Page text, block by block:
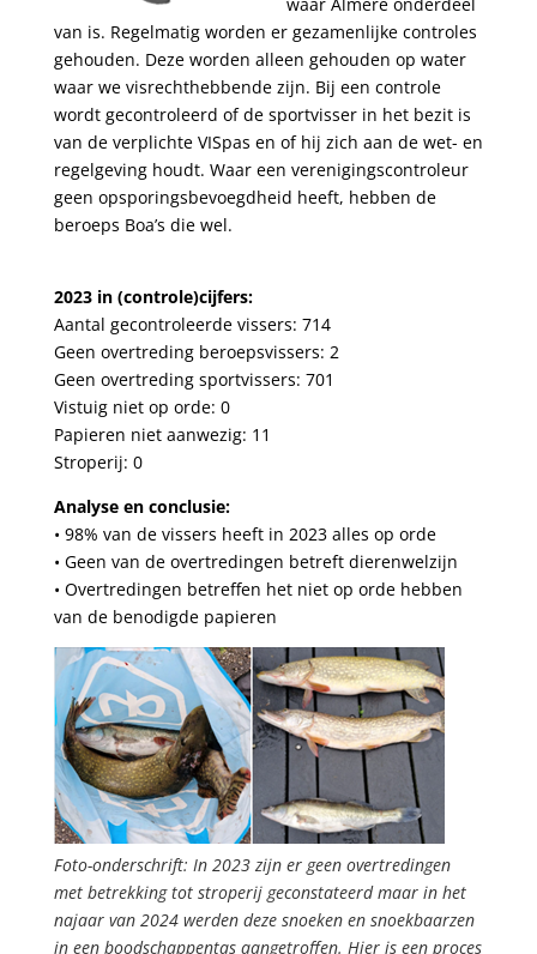
van is. Regelmatig worden er gezamenlijke controles
gehouden. Deze worden alleen gehouden op water
waar we visrechthebbende zijn. Bij een controle
wordt gecontroleerd of de sportvisser in het bezit is
van de verplichte VISpas en of hij zich aan de wet- en
regelgeving houdt. Waar een verenigingscontroleur
geen opsporingsbevoegdheid heeft, hebben de
beroeps Boa’s die wel.
2023 in (controle)cijfers:
Aantal gecontroleerde vissers: 714
Geen overtreding beroepsvissers: 2
Geen overtreding sportvissers: 701
Vistuig niet op orde: 0
Papieren niet aanwezig: 11
Stroperij: 0
Analyse en conclusie:
• 98% van de vissers heeft in 2023 alles op orde
• Geen van de overtredingen betreft dierenwelzijn
• Overtredingen betreffen het niet op orde hebben
van de benodigde papieren
Foto-onderschrift: In 2023 zijn er geen overtredingen
met betrekking tot stroperij geconstateerd maar in het
najaar van 2024 werden deze snoeken en snoekbaarzen
in een boodschappentas aangetroffen. Hier is een proces